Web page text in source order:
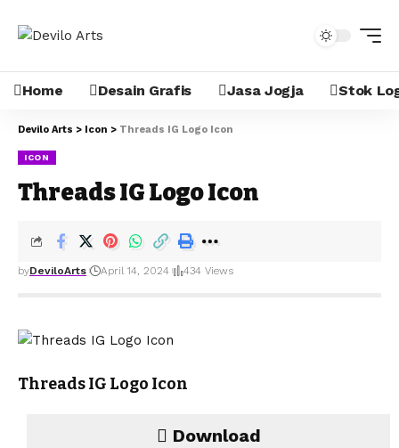
Home Desain Grafis Jasa Jogja Stok
Devilo Arts > Icon > Threads IG Logo Icon
ICON
Threads IG Logo Icon
byDeviloArts April 14, 2024 434 Views
Threads IG Logo Icon
Download